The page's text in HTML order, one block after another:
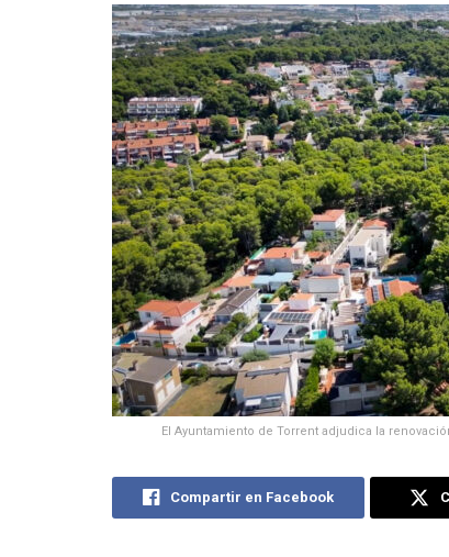
El Ayuntamiento de Torrent adjudica la
Compartir en Facebook